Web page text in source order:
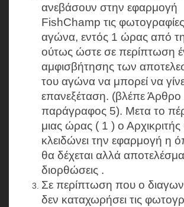
ανεβάσουν στην εφαρμογή
FishChamp τις
αγώνα, εντός 1 ώρας από
ούτως ώστε σε περίπτωση
αμφισβήτησης των
του αγώνα να μπορεί να
επανεξέταση. (βλέπε Άρθρο
παράγραφος 5). Μετα το
μιας ώρας ( 1 ) ο
κλειδώνει την εφαρμογή η
θα δέχεται αλλά
διορθώσεις .
Σε περίπτωση που ο
δεν καταχωρήσει τις